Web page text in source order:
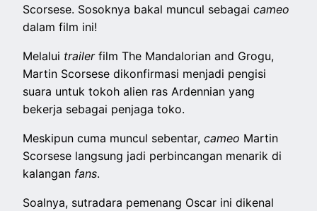
Scorsese. Sosoknya bakal muncul sebagaicameo
dalam film ini!
Melalui trailerfilm The Mandalorian and Grogu,
Martin Scorsese dikonfirmasi menjadi pengisi
suara untuk tokoh alien ras Ardennian yang
bekerja sebagai penjaga toko.
Meskipun cuma muncul sebentar,cameo Martin
Scorsese langsung jadi perbincangan menarik di
kalangan fans.
Soalnya, sutradara pemenang Oscar ini dikenal